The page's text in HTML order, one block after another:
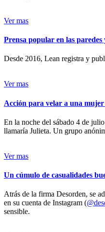
Ver mas
Prensa popular en las paredes
Desde 2016, Lean registra y
Ver mas
Acción para velar a una mujer
En la noche del sábado 4 de
llamaría Julieta. Un grupo
Ver mas
Un cúmulo de casualidades
Atrás de la firma Desorden, se
en su cuenta de Instagram (
sensible.